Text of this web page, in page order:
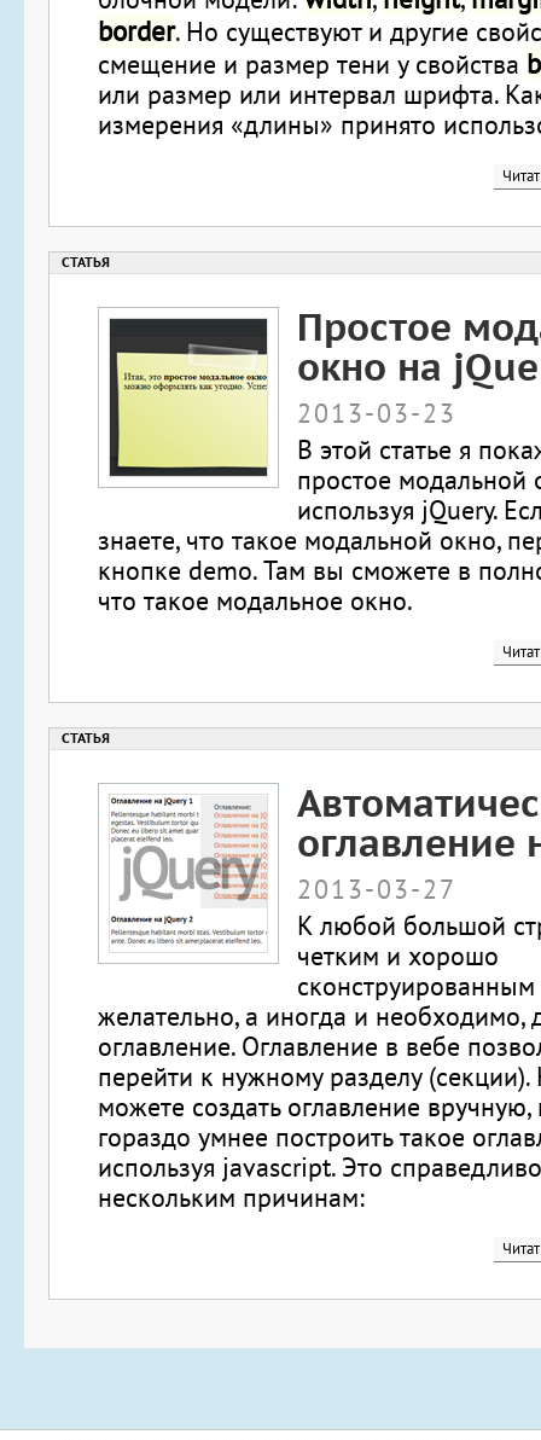
border. Но существуют и другие
смещение и размер тени у свойства
или размер или интервал шрифта.
измерения «длины» принято
Простое
окно на
2013-03-23
В этой статье я
простое модальной
используя jQuery.
знаете, что такое модальной окно,
кнопке demo. Там вы сможете в
что такое модальное окно.
оглавление
2013-03-27
К любой большой
четким и хорошо
желательно, а иногда и необходимо,
оглавление. Оглавление в вебе
перейти к нужному разделу
можете создать оглавление вручную,
гораздо умнее построить такое
используя javascript. Это
нескольким причинам: